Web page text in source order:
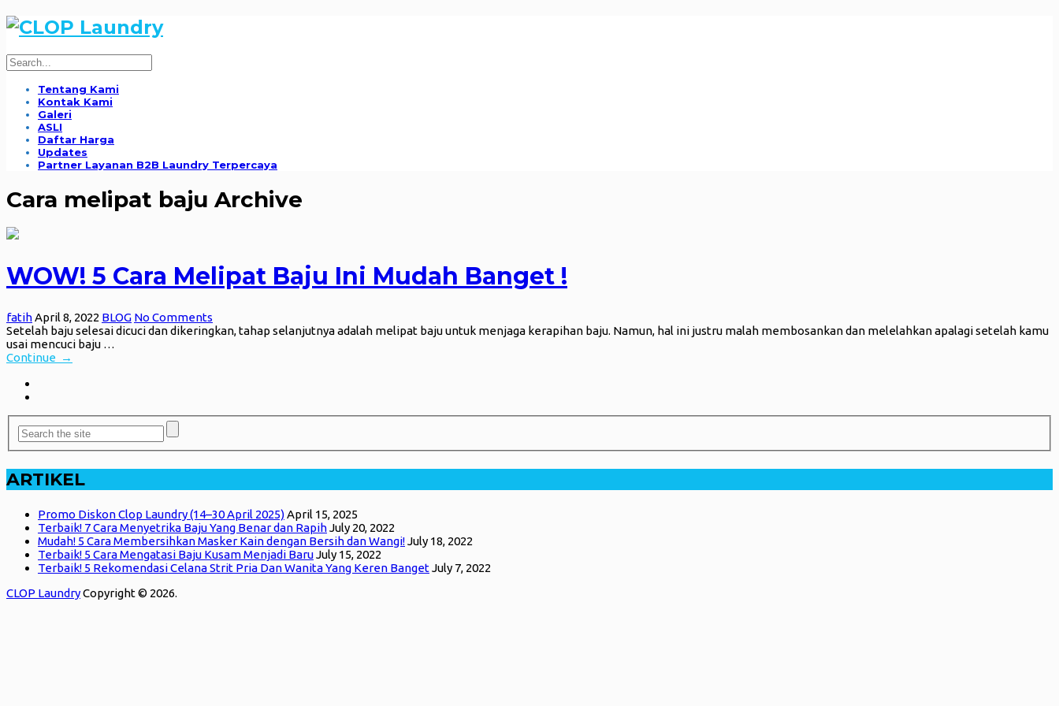
Tentang Kami
Kontak Kami
Galeri
ASLI
Daftar Harga
Updates
Partner Layanan B2B Laundry Terpercaya
Cara melipat baju Archive
WOW! 5 Cara Melipat Baju Ini Mudah Banget !
fatihApril 8, 2022 BLOG No Comments
Setelah baju selesai dicuci dan dikeringkan, tahap selanjutnya adalah melipat baju untuk menjaga kerapihan baju. Namun, hal ini justru malah membosankan dan melelahkan apalagi setelah kamu
usai mencuci baju …
Continue →
ARTIKEL
Promo Diskon Clop Laundry (14–30 April 2025)April 15, 2025
Terbaik! 7 Cara Menyetrika Baju Yang Benar dan RapihJuly 20, 2022
Mudah! 5 Cara Membersihkan Masker Kain dengan Bersih dan Wangi!July 18, 2022
Terbaik! 5 Cara Mengatasi Baju Kusam Menjadi BaruJuly 15, 2022
Terbaik! 5 Rekomendasi Celana Strit Pria Dan Wanita Yang Keren BangetJuly 7, 2022
CLOP LaundryCopyright © 2026.